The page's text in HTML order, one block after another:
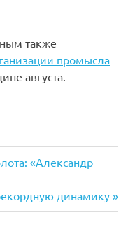
также
промысла
августа.
«Александр
динамику